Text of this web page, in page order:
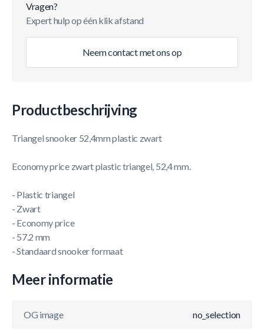
Vragen?
Expert hulp op één klik afstand
Neem contact met ons op
Productbeschrijving
Triangel snooker 52,4mm plastic zwart
Economy price zwart plastic triangel, 52,4 mm.
- Plastic triangel
- Zwart
- Economy price
- 57.2 mm
- Standaard snooker formaat
Meer informatie
OG image no_selection